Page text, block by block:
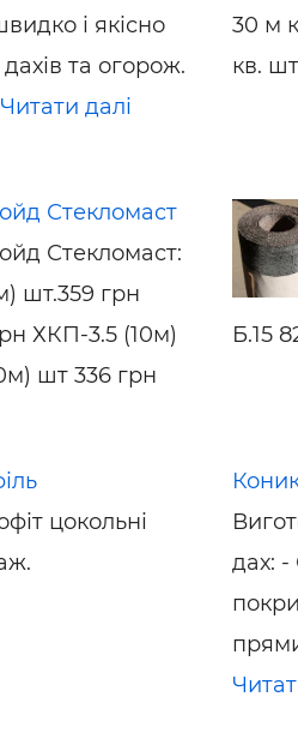
і якісно
та огорож.
Читати далі
30 м
кв.
Стекломаст
Стекломаст:
шт.359 грн
ХКП-3.5 (10м)
шт 336 грн
Б.15
цокольні
дах: